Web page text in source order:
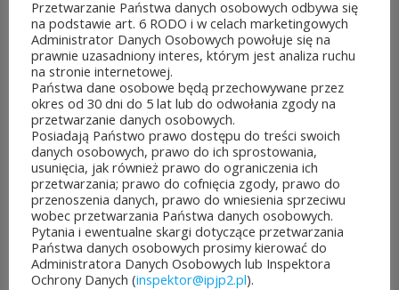
po...
CZYTAJ DALEJ
JUBILEUSZOWE XXV MISTRZOSTWA POLSKI
DUCHOWIEŃSTWA W SZACHACH
KLASYCZNYCH.
10 lipca&7b19p;2026
W dniach 6–10 lipca 2026 r. w
Collegium Marianum w
Pelplinie odbyły się
Przetwarzanie Państwa danych osobowych odbywa się
na podstawie art. 6 RODO i w celach marketingowych
Administrator Danych Osobowych powołuje się na
prawnie uzasadniony interes, którym jest analiza ruchu
na stronie internetowej.
Państwa dane osobowe będą przechowywane przez
okres od 30 dni do 5 lat lub do odwołania zgody na
przetwarzanie danych osobowych.
Posiadają Państwo prawo dostępu do treści swoich
danych osobowych, prawo do ich sprostowania,
usunięcia, jak również prawo do ograniczenia ich
przetwarzania; prawo do cofnięcia zgody, prawo do
przenoszenia danych, prawo do wniesienia sprzeciwu
wobec przetwarzania Państwa danych osobowych.
Pytania i ewentualne skargi dotyczące przetwarzania
Państwa danych osobowych prosimy kierować do
Administratora Danych Osobowych lub Inspektora
Ochrony Danych (inspektor@ipjp2.pl).